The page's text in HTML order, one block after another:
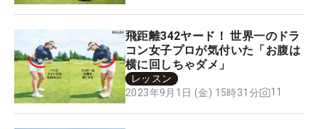
飛距離342ヤード！ 世界一のドラ
コン女子プロが気付いた「お腹は
横に回しちゃダメ」
レッスン
2023年9月1日 (金) 15時31分
11